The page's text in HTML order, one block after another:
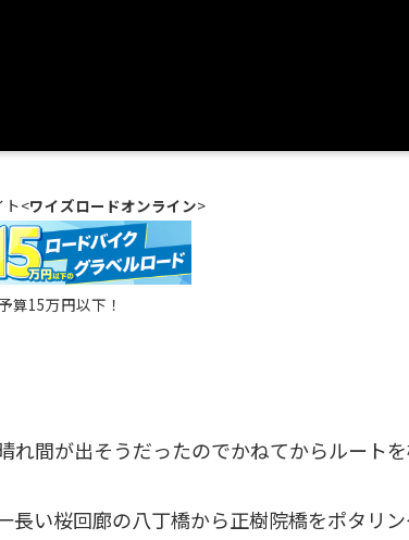
ト<ワイズロードオンライン>
算15万円以下！
れ間が出そうだったのでかねてからルート
い桜回廊の八丁橋から正樹院橋をポタリ